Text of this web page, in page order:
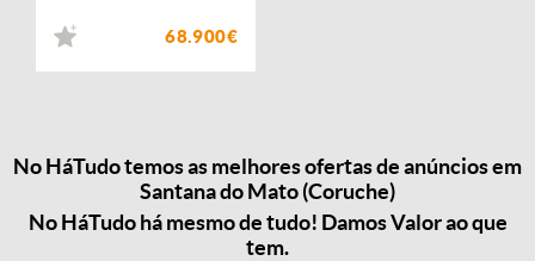
68.900€
No HáTudo temos as melhores ofertas de anúncios em
Santana do Mato (Coruche)
No HáTudo há mesmo de tudo! Damos Valor ao que
tem.